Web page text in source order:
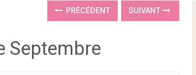
PRÉCÉDENT SUIVANT
Septembre